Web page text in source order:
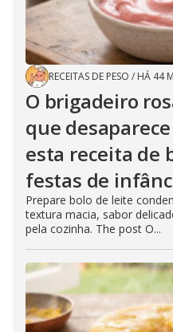
RECEITAS DE PESO / HÁ 44
O brigadeiro
que
esta receita de
festas de
Prepare bolo de leite
textura macia, sabor
pela cozinha. The post O...